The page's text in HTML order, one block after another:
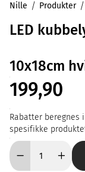
Nille Produkter
LED
10x18cm
199,90
Rabatter beregnes
spesifikke